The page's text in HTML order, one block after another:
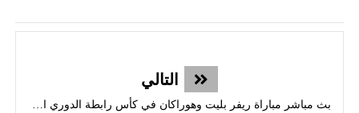
التالي